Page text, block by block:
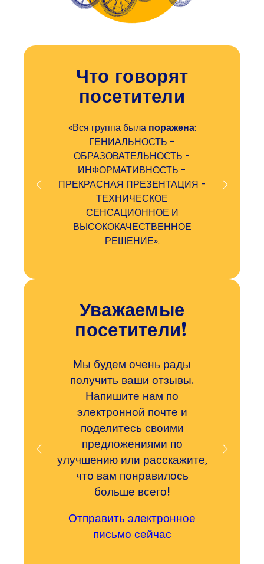
Что говорят
посетители
«Вся группа была поражена:
ГЕНИАЛЬНОСТЬ -
ОБРАЗОВАТЕЛЬНОСТЬ -
ИНФОРМАТИВНОСТЬ -
ПРЕКРАСНАЯ ПРЕЗЕНТАЦИЯ -
ТЕХНИЧЕСКОЕ
СЕНСАЦИОННОЕ И
ВЫСОКОКАЧЕСТВЕННОЕ
РЕШЕНИЕ».
Уважаемые
посетители!
Мы будем очень рады
получить ваши отзывы.
Напишите нам по
электронной почте и
поделитесь своими
предложениями по
улучшению или расскажите,
что вам понравилось
больше всего!
Отправить электронное
письмо сейчас